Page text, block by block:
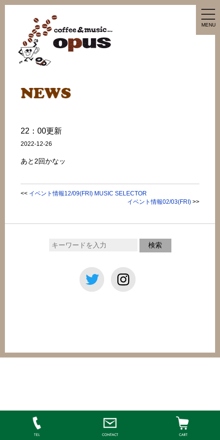
MENU
22：00更新
2022-12-26
あと2回かなッ
<< イベント情報12/09(FRI) MUSIC SELECTOR
イベント情報02/03(FRI)>>